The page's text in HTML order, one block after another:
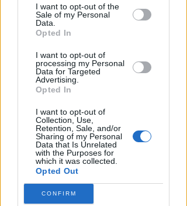
by us to third parties on the IAB’s List of
Downstream Participants that may
further disclose it to other third parties.
I want to opt-out of the
Sale of my Personal
Data.
Opted In
I want to opt-out of
processing my Personal
Data for Targeted
Advertising.
Opted In
I want to opt-out of
Collection, Use,
Retention, Sale, and/or
Sharing of my Personal
Data that Is Unrelated
with the Purposes for
which it was collected.
Opted Out
CONFIRM
Redazione